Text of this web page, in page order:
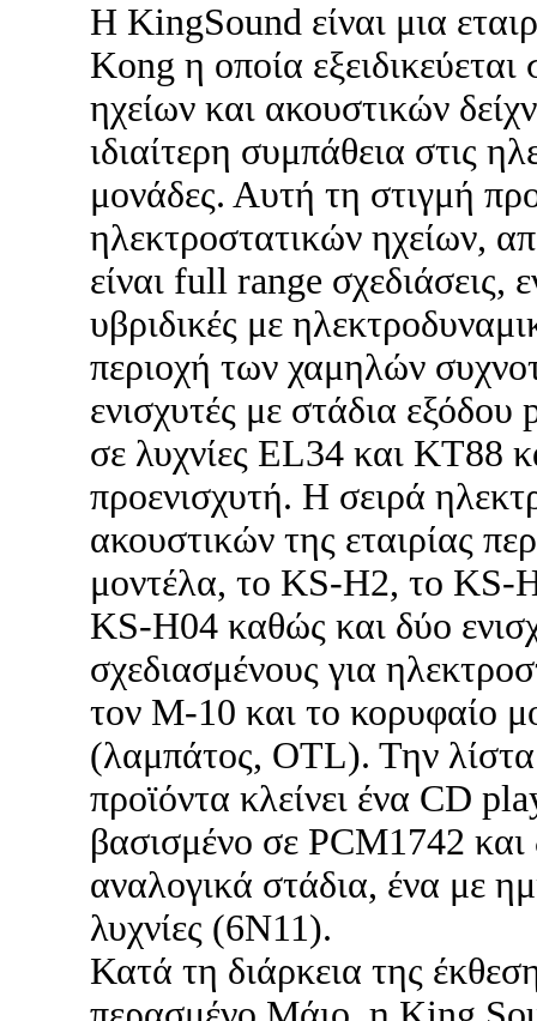
Η KingSound είναι μια
Kong η οποία
ηχείων και ακουστικών
ιδιαίτερη συμπάθεια στις
μονάδες. Αυτή τη στιγμή
ηλεκτροστατικών ηχείων,
είναι full range σχεδιάσεις,
υβριδικές με
περιοχή των χαμηλών
ενισχυτές με στάδια
σε λυχνίες EL34 και KT88
προενισχυτή. Η σειρά
ακουστικών της εταιρίας
μοντέλα, το KS-H2, το KS-
KS-H04 καθώς και δύο
σχεδιασμένους για
τον M-10 και το κορυφαίο
(λαμπάτος, OTL). Την λίστα
προϊόντα κλείνει ένα CD
βασισμένο σε PCM1742 και
αναλογικά στάδια, ένα με
λυχνίες (6N11).
Κατά τη διάρκεια της